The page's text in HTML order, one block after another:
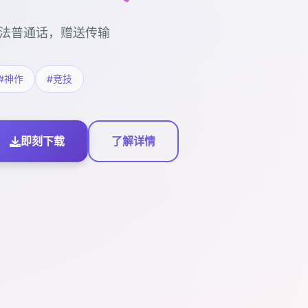
普通话，赠送传输
神作 #竞技
即刻下载 了解详情